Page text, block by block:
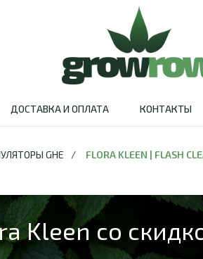
ДОСТАВКА И ОПЛАТА КОНТАКТЫ
GHE / FLORA KLEEN | FLASH
Kleen со